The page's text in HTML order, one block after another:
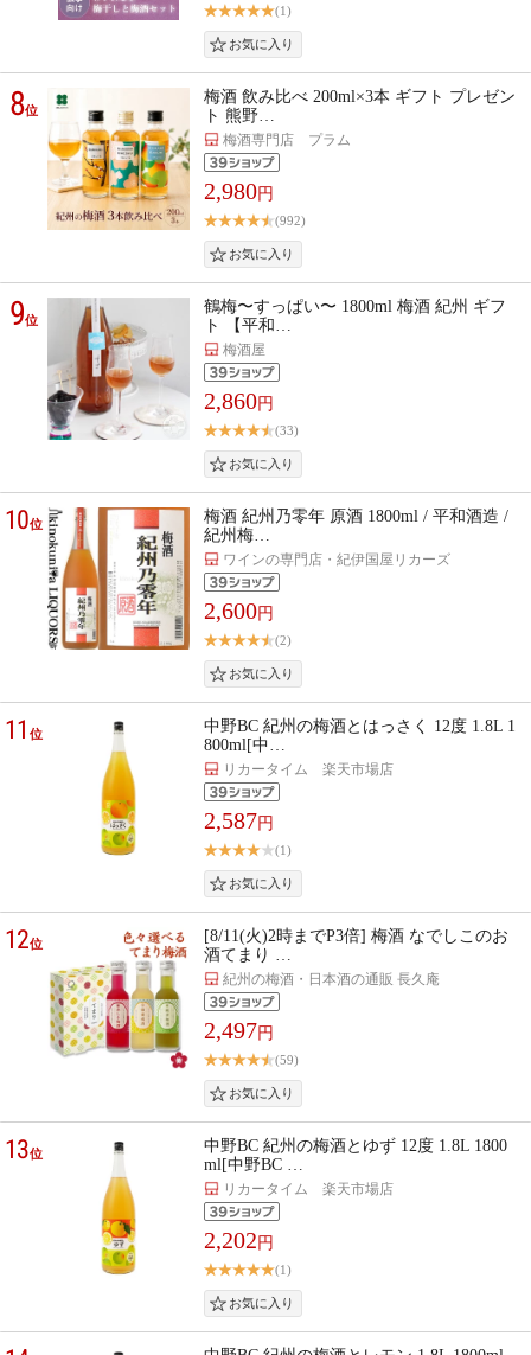
(1)
8位
梅酒 飲み比べ 200ml×3本 ギフト プレゼン
ト 熊野…
梅酒専門店 プラム
2,980円
(992)
9位
鶴梅〜すっぱい〜 1800ml 梅酒 紀州 ギフ
ト 【平和…
梅酒屋
2,860円
(33)
10位
梅酒 紀州乃零年 原酒 1800ml / 平和酒造 /
紀州梅…
ワインの専門店・紀伊国屋リカーズ
2,600円
(2)
11位
中野BC 紀州の梅酒とはっさく 12度 1.8L 1
800ml[中…
リカータイム 楽天市場店
2,587円
(1)
12位
[8/11(火)2時までP3倍] 梅酒 なでしこのお
酒てまり …
紀州の梅酒・日本酒の通販 長久庵
2,497円
(59)
13位
中野BC 紀州の梅酒とゆず 12度 1.8L 1800
ml[中野BC …
リカータイム 楽天市場店
2,202 円
(1)